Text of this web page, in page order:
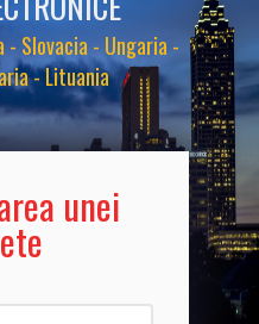
- Slovacia - Ungaria -
- Lituania
unei